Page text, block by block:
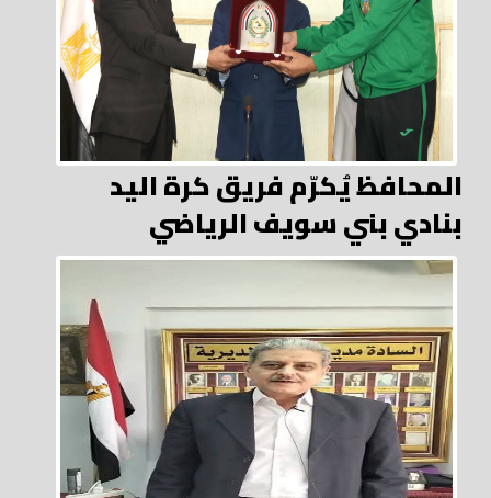
المحافظ يُكرّم فريق كرة اليد
بنادي بني سويف الرياضي